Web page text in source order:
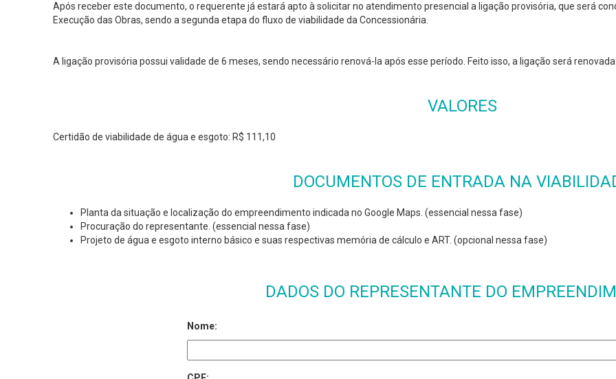
Após receber este documento, o requerente já estará apto à solicitar no atendimento presencial a ligação provisória, que será
Execução das Obras, sendo a segunda etapa do fluxo de viabilidade da Concessionária.
A ligação provisória possui validade de 6 meses, sendo necessário renová-la após esse período. Feito isso, a ligação será
VALORES
Certidão de viabilidade de água e esgoto: R$ 111,10
DOCUMENTOS DE ENTRADA NA
Planta da situação e localização do empreendimento indicada no Google Maps. (essencial nessa fase)
Procuração do representante. (essencial nessa fase)
Projeto de água e esgoto interno básico e suas respectivas memória de cálculo e ART. (opcional nessa fase)
DADOS DO REPRESENTANTE DO
Nome: